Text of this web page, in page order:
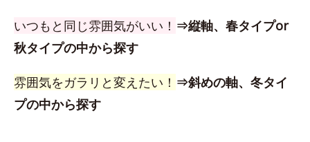
いつもと同じ雰囲気がいい！ ⇒縦軸、春タイプor
秋タイプの中から探す
雰囲気をガラリと変えたい！ ⇒斜めの軸、冬タイ
プの中から探す